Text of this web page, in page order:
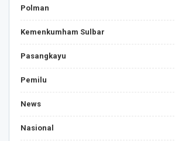
Polman
Kemenkumham Sulbar
Pasangkayu
Pemilu
News
Nasional